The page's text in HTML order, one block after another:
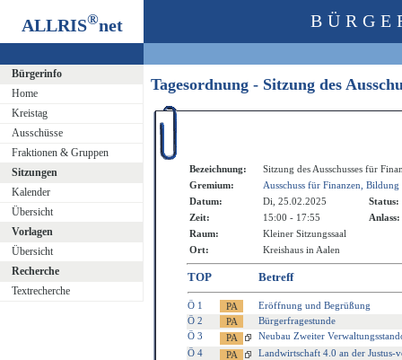
ALLRIS®net
Bürgerinfo
Home
Kreistag
Ausschüsse
Fraktionen & Gruppen
Sitzungen
Kalender
Übersicht
Vorlagen
Übersicht
Recherche
Textrecherche
Tagesordnung - Sitzung des
Bezeichnung:
Sitzung des Ausschusses für
Gremium:
Ausschuss für Finanzen,
Datum:
Di, 25.02.2025
Status:
Zeit:
15:00 - 17:55
Anlass:
Raum:
Kleiner Sitzungssaal
Ort:
Kreishaus in Aalen
TOP Betreff
Ö 1
Eröffnung und Begrüßung
Ö 2
Bürgerfragestunde
Ö 3
Neubau Zweiter
Ö 4
Landwirtschaft 4.0 an der Justus-